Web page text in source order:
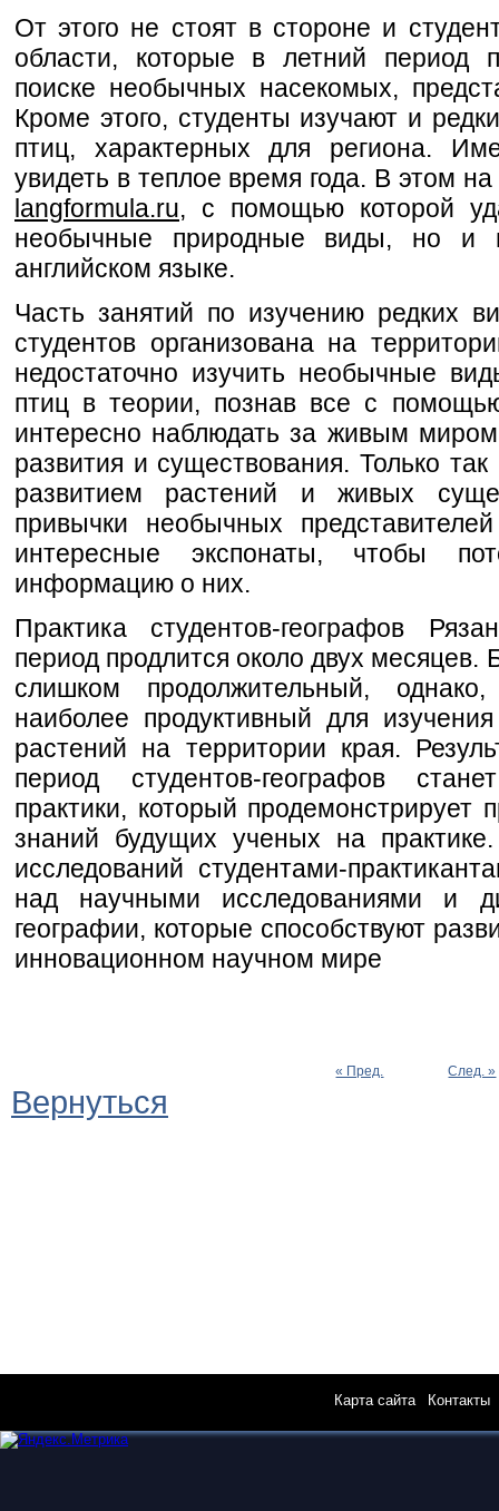
От этого не стоят в стороне и
области, которые в летний период
поиске необычных насекомых,
Кроме этого, студенты изучают и
птиц, характерных для региона.
увидеть в теплое время года. В этом
langformula.ru, с помощью которой
необычные природные виды, но и
английском языке.
Часть занятий по изучению редких
студентов организована на
недостаточно изучить необычные
птиц в теории, познав все с
интересно наблюдать за живым
развития и существования. Только
развитием растений и живых
привычки необычных
интересные экспонаты, чтобы
информацию о них.
Практика студентов-географов
период продлится около двух месяцев.
слишком продолжительный,
наиболее продуктивный для
растений на территории края.
период студентов-географов
практики, который продемонстрирует
знаний будущих ученых на
исследований студентами-
над научными исследованиями и
географии, которые способствуют
инновационном научном мире
« Пред. След. »
Вернуться
Карта сайта| Контакты